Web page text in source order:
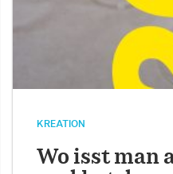
KREATION
Wo isst man